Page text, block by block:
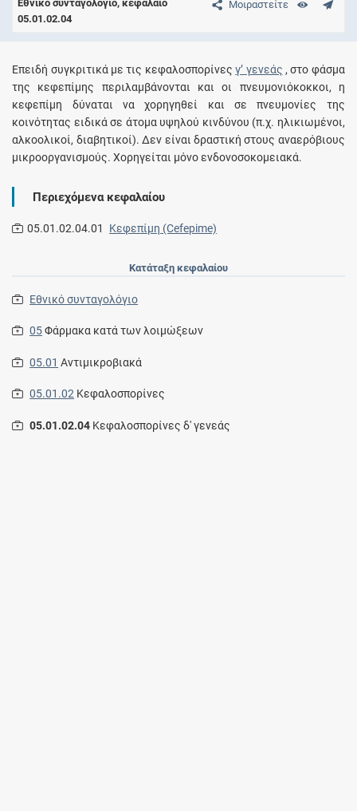
Μοιραστείτε
Εθνικό συνταγολόγιο, κεφάλαιο
05.01.02.04
Eπειδή συγκριτικά με τις κεφαλοσπορίνεςγ’ γενεάς , στο φάσμα
της κεφεπίμης περιλαμβάνονται και οι πνευμονιόκοκκοι, η
κεφεπίμη δύναται να χορηγηθεί και σε πνευμονίες της
κοινότητας ειδικά σε άτομα υψηλού κινδύνου (π.χ. ηλικιωμένοι,
αλκοολικοί, διαβητικοί). Δεν είναι δραστική στους αναερόβιους
μικροοργανισμούς. Χορηγείται μόνο ενδονοσοκομειακά.
Περιεχόμενα κεφαλαίου
05.01.02.04.01 Κεφεπίμη (Cefepime)
Κατάταξη κεφαλαίου
Εθνικό συνταγολόγιο
05Φάρμακα κατά των λοιμώξεων
05.01 Αντιμικροβιακά
05.01.02 Κεφαλοσπορίνες
05.01.02.04 Κεφαλοσπορίνες δ' γενεάς